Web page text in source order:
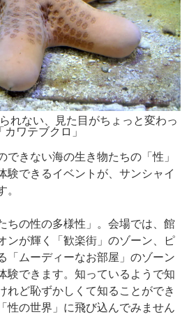
れない、見た目がちょっと変わっ
カワテブクロ」
きない海の生き物たちの「性」
験できるイベントが、サンシャイ
ちの性の多様性」。会場では、館
ンが輝く「歓楽街」のゾーン、ピ
「ムーディーなお部屋」のゾーン
験できます。知っているようで知
れど恥ずかしくて知ることができ
性の世界」に飛び込んでみません